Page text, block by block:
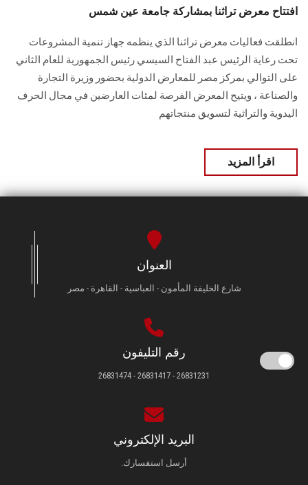
افتتاح معرض تراثنا بمشاركة جامعة عين شمس
انطلقت فعاليات معرض تراثنا الذي ينظمه جهاز تنمية المشروعات
تحت رعاية الرئيس عبد الفتاح السيسي رئيس الجمهورية للعام الثاني
على التوالي بمركز مصر للمعارض الدولية بحضور وزيرة التجارة
والصناعة ، ويتيح المعرض الفرصة لمئات العارضين في مجال الحرف
اليدوية والتراثية لتسويق منتجاتهم
اقرأ المزيد
العنوان
شارع الخليفة المأمون - العباسية - القاهرة - مصر
رقم التليفون
26831231 - 26831417 - 26831474
البريد الإلكتروني
أرسل استفسارك.